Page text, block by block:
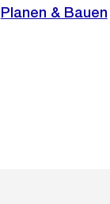
Planen & Bauen